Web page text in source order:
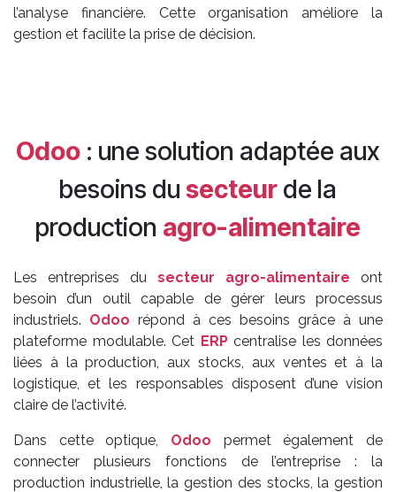
l’analyse financière. Cette organisation améliore la
gestion et facilite la prise de décision.
Odoo : une solution adaptée aux
besoins du secteur de la
production agro-alimentaire
Les entreprises du secteur agro-alimentaire ont
besoin d’un outil capable de gérer leurs processus
industriels. Odoo répond à ces besoins grâce à une
plateforme modulable. Cet ERPcentralise les données
liées à la production, aux stocks, aux ventes et à la
logistique, et les responsables disposent d’une vision
claire de l’activité.
Dans cette optique, Odoo
permet également de
connecter plusieurs fonctions de l’entreprise : la
production industrielle, la gestion des stocks, la gestion